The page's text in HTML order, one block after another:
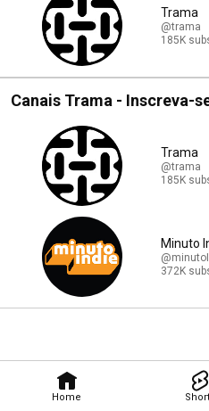
Home
Trama
@trama
185K
Canais Trama - Inscreva-
Trama
@trama
185K
Minuto
372K